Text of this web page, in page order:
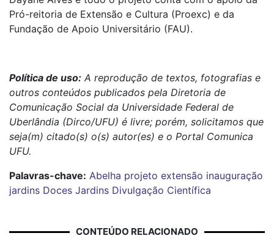
Pró-reitoria de Extensão e Cultura (Proexc) e da
Fundação de Apoio Universitário (FAU).
Política de uso: A reprodução de textos, fotografias e
outros conteúdos publicados pela Diretoria de
Comunicação Social da Universidade Federal de
Uberlândia (Dirco/UFU) é livre; porém, solicitamos que
seja(m) citado(s) o(s) autor(es) e o Portal Comunica
UFU.
Palavras-chave: Abelha projeto extensão inauguração
jardins Doces Jardins Divulgação Científica
CONTEÚDO RELACIONADO